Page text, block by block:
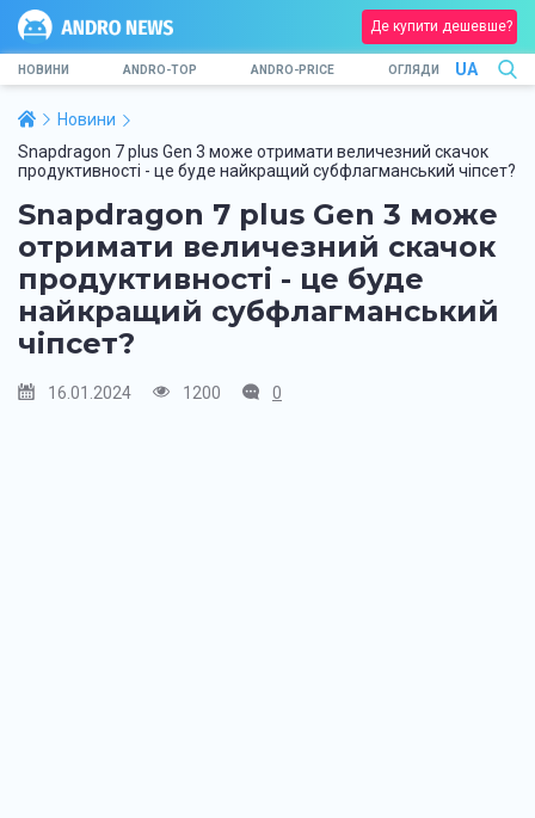
Де купити дешевше?
НОВИНИ ANDRO-TOP ANDRO-PRICE ОГЛЯДИ UA
Новини
Snapdragon 7 plus Gen 3 може отримати величезний скачок
продуктивності - це буде найкращий субфлагманський чіпсет?
Snapdragon 7 plus Gen 3 може
отримати величезний скачок
продуктивності - це буде
найкращий субфлагманський
чіпсет?
16.01.2024 1200 0